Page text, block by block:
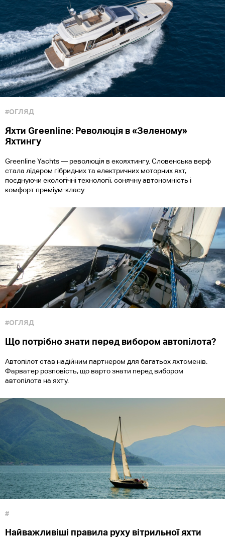
#ОГЛЯД
Яхти Greenline: Революція в «Зеленому»
Яхтингу
Greenline Yachts — революція в екояхтингу. Словенська верф
стала лідером гібридних та електричних моторних яхт,
поєднуючи екологічні технології, сонячну автономність і
комфорт преміум-класу.
#ОГЛЯД
Що потрібно знати перед вибором автопілота?
Автопілот став надійним партнером для багатьох яхтсменів.
Фарватер розповість, що варто знати перед вибором
автопілота на яхту.
#
Найважливіші правила руху вітрильної яхти